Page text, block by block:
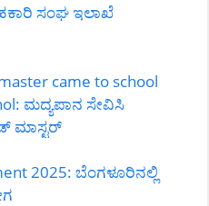
ಸಂಘ ಇಲಾಖೆ
came to school
ಮದ್ಯಪಾನ ಸೇವಿಸಿ
ಮಾಸ್ಟರ್
2025: ಬೆಂಗಳೂರಿನಲ್ಲಿ